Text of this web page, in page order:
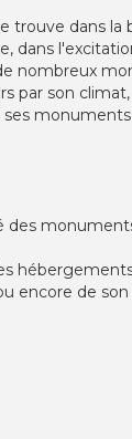
trouve dans
dans
nombreux
par son
des
encore de son